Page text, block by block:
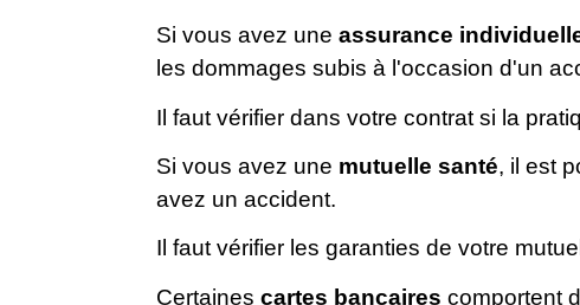
Si vous avez une assurance
les dommages subis à l'occasion d'un
Il faut vérifier dans votre contrat si la
Si vous avez une mutuelle santé, il est
avez un accident.
Il faut vérifier les garanties de votre
Certaines cartes bancaires comportent